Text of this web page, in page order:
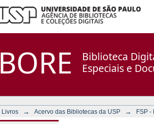
BORE
Biblioteca
Especiais e
Livros → Acervo das Bibliotecas da USP → FSP -